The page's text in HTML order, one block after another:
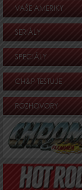
VAŠE AMERIKY
SERIÁLY
SPECIÁLY
CH&P TESTUJE
ROZHOVORY